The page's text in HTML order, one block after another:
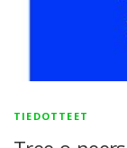
TIEDOTTEET